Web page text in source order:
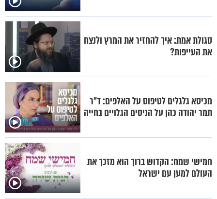
סגולת אמת: איך להחזיר את המרץ ולנצח
את העייפות?
מכיסא גלגלים לטיפוס על האלפים: ד"ר
תמר יהודה כהן על הניסים הגלויים בחייה
חמישי שמח: הקדוש ברוך הוא מזכך את
העולם למען עם ישראל